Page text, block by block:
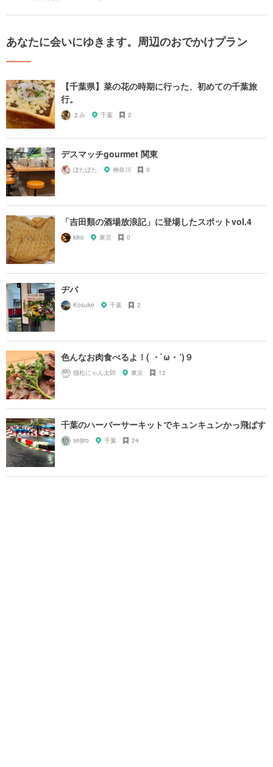
あなたに会いにゆきます。周辺のおでかけプラン
【千葉県】菜の花の時期に行った、初めての千葉旅
行。
まみ 千葉 2
デスマッチgourmet 関東
ぽたぽた 神奈川 0
「吉田類の酒場放浪記」に登場したスポットvol.4
kiko 東京 0
ヂバ
Kosuke 千葉 2
色んなお肉食べるよ！( ・`ω・´)９
猫松にゃん太郎 東京 12
千葉のハーバーサーキットでキュンキュンかっ飛ばす
seijiro 千葉 24